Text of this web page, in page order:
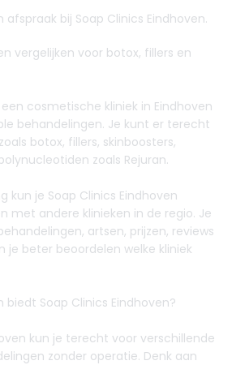
bij Soap Clinics Eindhoven.
vergelijken voor botox, fillers en
cosmetische kliniek in Eindhoven
behandelingen. Je kunt er terecht
botox, fillers, skinboosters,
zoals Rejuran.
kun je Soap Clinics Eindhoven
met andere klinieken in de regio. Je
artsen, prijzen, reviews
je beter beoordelen welke kliniek
biedt Soap Clinics Eindhoven?
kun je terecht voor verschillende
zonder operatie. Denk aan